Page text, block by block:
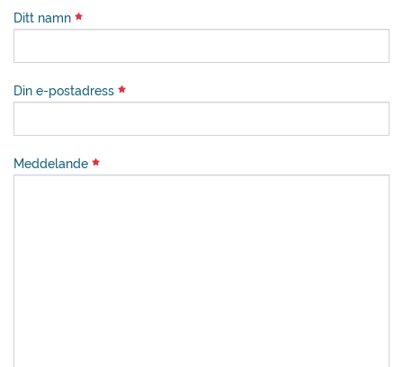
Ditt namn
Din e-postadress
Meddelande